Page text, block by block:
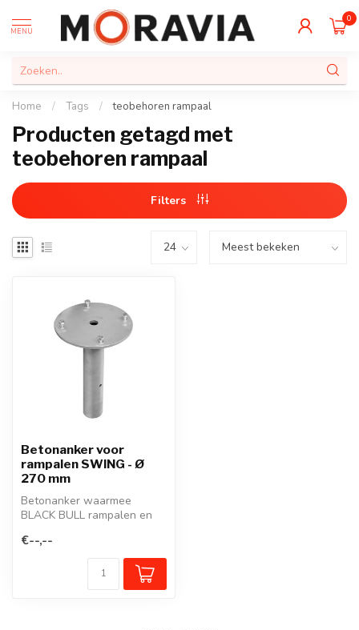
MENU
0
Home / Tags / teobehoren rampaal
Producten getagd met
teobehoren rampaal
Filters
Betonanker voor
rampalen SWING - Ø
270 mm
Betonanker waarmee
BLACK BULL rampalen en
kunnen worden...
€--,--